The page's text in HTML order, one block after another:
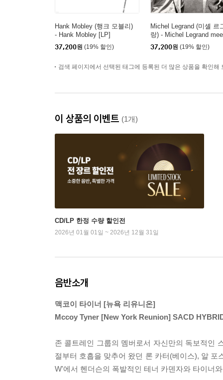
Hank Mobley (행크 모블리)
- Hank Mobley [LP]
37,200원 (19% 할인)
Michel Legrand (미셸 르
랑) - Michel Legrand
Miles Davis [LP]
37,200원 (19% 할인)
검색 페이지에서 선택된 태그에 등록된 더 많은 상품을 확인해
이 상품의 이벤트 (1개)
CD/LP 한정 수량 할인전
2026년 01월 01일 ~ 2026년 12월 31일
음반소개
맥코이 타이너 [뉴욕 리유니온]
Mccoy Tyner [New York Reunion] SACD
존 콜트레인 그룹의 멤버로서 자신만의 독보적인
절부터 호흡을 맞추어 왔던 론 카터(베이스), 알 포
W'에서 헨더슨의 폭발적인 테너 카덴자와 타이너